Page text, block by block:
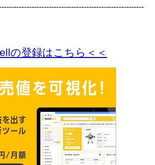
の登録はこちら＜＜